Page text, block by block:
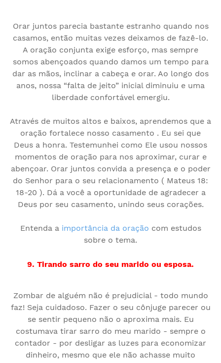
Orar juntos parecia bastante estranho quando nos
casamos, então muitas vezes deixamos de fazê-lo.
A oração conjunta exige esforço, mas sempre
somos abençoados quando damos um tempo para
dar as mãos, inclinar a cabeça e orar. Ao longo dos
anos, nossa “falta de jeito” inicial diminuiu e uma
liberdade confortável emergiu.
Através de muitos altos e baixos, aprendemos que a
oração fortalece nosso casamento . Eu sei que
Deus a honra. Testemunhei como Ele usou nossos
momentos de oração para nos aproximar, curar e
abençoar. Orar juntos convida a presença e o poder
do Senhor para o seu relacionamento ( Mateus 18:
18-20 ). Dá a você a oportunidade de agradecer a
Deus por seu casamento, unindo seus corações.
Entenda a importância da oração com estudos
sobre o tema.
9. Tirando sarro do seu marido ou esposa.
Zombar de alguém não é prejudicial - todo mundo
faz! Seja cuidadoso. Fazer o seu cônjuge parecer ou
se sentir pequeno não o aproxima mais. Eu
costumava tirar sarro do meu marido - sempre o
contador - por desligar as luzes para economizar
dinheiro, mesmo que ele não achasse muito